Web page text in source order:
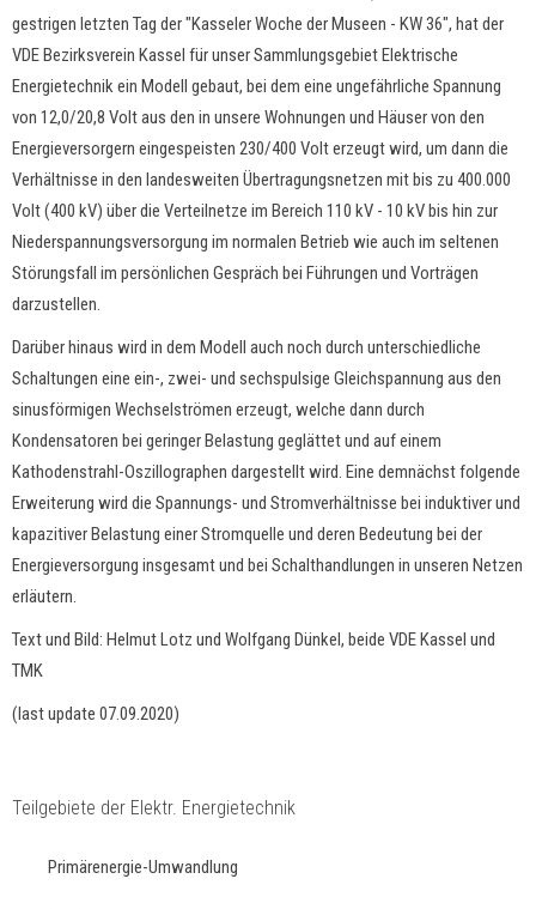
gestrigen letzten Tag der "Kasseler Woche der Museen - KW 36", hat der
VDE Bezirksverein Kassel für unser Sammlungsgebiet Elektrische
Energietechnik ein Modell gebaut, bei dem eine ungefährliche Spannung
von 12,0/20,8 Volt aus den in unsere Wohnungen und Häuser von den
Energieversorgern eingespeisten 230/400 Volt erzeugt wird, um dann die
Verhältnisse in den landesweiten Übertragungsnetzen mit bis zu 400.000
Volt (400 kV) über die Verteilnetze im Bereich 110 kV - 10 kV bis hin zur
Niederspannungsversorgung im normalen Betrieb wie auch im seltenen
Störungsfall im persönlichen Gespräch bei Führungen und Vorträgen
darzustellen.
Darüber hinaus wird in dem Modell auch noch durch unterschiedliche
Schaltungen eine ein-, zwei- und sechspulsige Gleichspannung aus den
sinusförmigen Wechselströmen erzeugt, welche dann durch
Kondensatoren bei geringer Belastung geglättet und auf einem
Kathodenstrahl-Oszillographen dargestellt wird. Eine demnächst folgende
Erweiterung wird die Spannungs- und Stromverhältnisse bei induktiver und
kapazitiver Belastung einer Stromquelle und deren Bedeutung bei der
Energieversorgung insgesamt und bei Schalthandlungen in unseren Netzen
erläutern.
Text und Bild: Helmut Lotz und Wolfgang Dünkel, beide VDE Kassel und
TMK
(last update 07.09.2020)
Teilgebiete der Elektr. Energietechnik
Primärenergie-Umwandlung